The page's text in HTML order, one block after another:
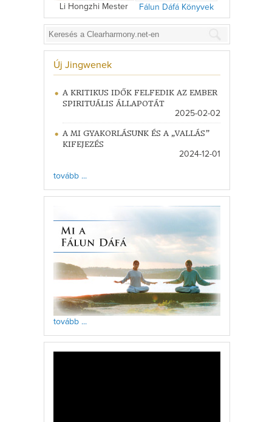
Li Hongzhi Mester Fálun Dáfá Könyvek
Új Jingwenek
A KRITIKUS IDŐK FELFEDIK AZ EMBER
SPIRITUÁLIS ÁLLAPOTÁT
2025-02-02
A MI GYAKORLÁSUNK ÉS A „VALLÁS”
KIFEJEZÉS
2024-12-01
tovább ...
tovább ...